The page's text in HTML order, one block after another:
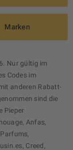
Marken
Nur gültig im
Codes im
anderen Rabatt-
sind die
Pieper
Anfas,
Creed,